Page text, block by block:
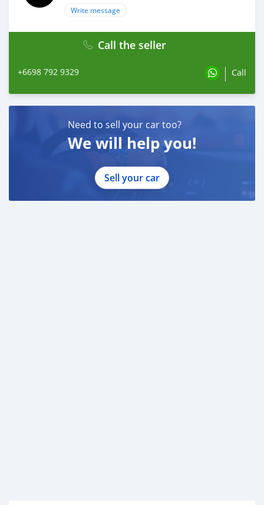
Write message
Call the seller
+6698 792 9329 Call
Need to sell your car too?
We will help you!
Sell your car